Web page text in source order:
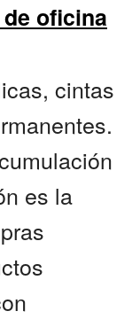
oficina
cintas
es la